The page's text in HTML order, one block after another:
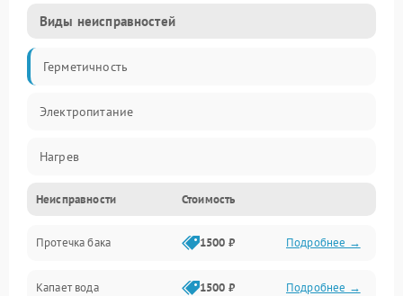
Виды неисправностей
Герметичность
Электропитание
Нагрев
Датчики
Механика
Неисправности Стоимость
Протечка бака 1500 ₽ Подробнее →
Капает вода 1500 ₽ Подробнее →